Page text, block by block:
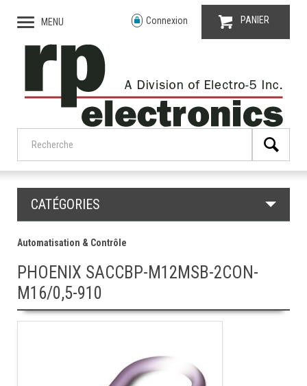
MENU Connexion PANIER
CATÉGORIES
Automatisation & Contrôle
PHOENIX SACCBP-M12MSB-2CON-
M16/0,5-910